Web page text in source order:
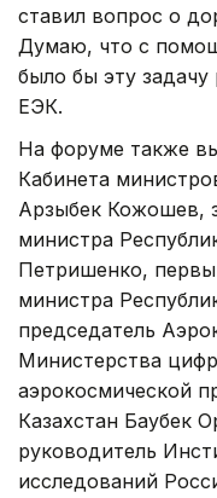
ставил вопрос о
Думаю, что с
было бы эту
ЕЭК.
На форуме также
Кабинета
Арзыбек Кожошев,
министра
Петришенко,
министра
председатель
Министерства
аэрокосмической
Казахстан Баубек
руководитель
исследований